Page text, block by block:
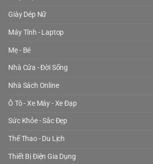
Giày Dép Nữ
Máy Tính - Laptop
Mẹ - Bé
Nhà Cửa - Đời Sống
Nhà Sách Online
Ô Tô - Xe Máy - Xe Đạp
Sức Khỏe - Sắc Đẹp
Thể Thao - Du Lịch
Thiết Bị Điện Gia Dụng